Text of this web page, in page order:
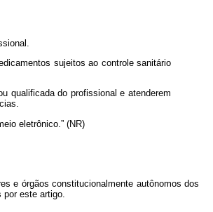
sujeitos ao controle sanitário
qualificada do profissional e atenderem
eletrônico.” (NR)
e órgãos constitucionalmente autônomos dos
este artigo.